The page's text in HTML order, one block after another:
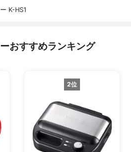
K-HS1
おすすめランキング
2位